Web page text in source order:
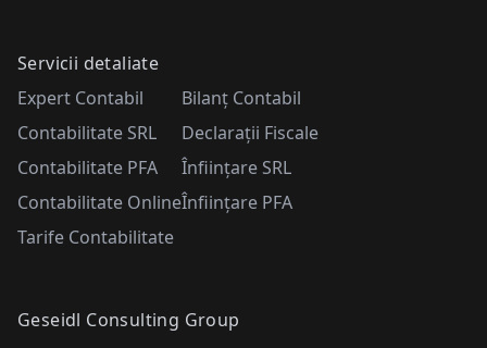
Servicii detaliate
Expert Contabil
Contabilitate SRL
Contabilitate PFA
Contabilitate Online
Tarife Contabilitate
Bilanț Contabil
Declarații Fiscale
Înființare SRL
Înființare PFA
Geseidl Consulting Group